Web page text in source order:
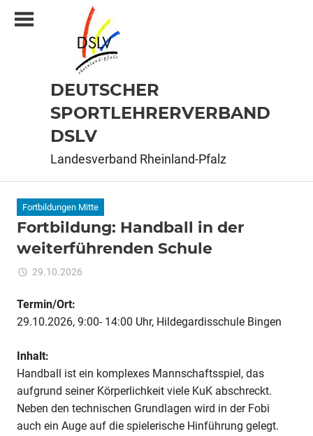
Inhalt
DEUTSCHER
SPORTLEHRERVERBAND
DSLV
Landesverband Rheinland-Pfalz
Fortbildungen Mitte
Fortbildung: Handball in der
weiterführenden Schule
29.10.2026
in
Termin/Ort:
29.10.2026, 9:00- 14:00 Uhr, Hildegardisschule Bingen
Inhalt:
Handball ist ein komplexes Mannschaftsspiel, das
aufgrund seiner Körperlichkeit viele KuK abschreckt.
Neben den technischen Grundlagen wird in der Fobi
auch ein Auge auf die spielerische Hinführung gelegt.